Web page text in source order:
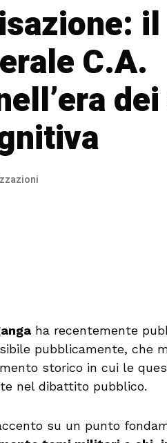
il
C.A.
ha recentemente
pubblicamente, che
storico in cui le
nel dibattito pubblico.
su un punto